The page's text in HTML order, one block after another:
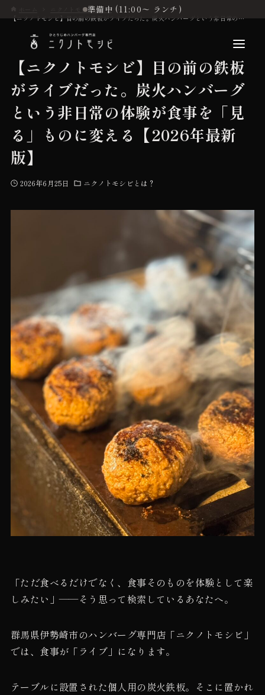
準備中 (11:00〜 ランチ)
こだわり
お品書き
初めての方へ
ニクノトモシビとは？
【ニクノトモシビ】目の前の鉄板がライブだった。炭火ハンバーグという非日常の体験が食事を「見る」ものに変える【2026年最新版】
【ニクノトモシビ】目の前の鉄板
がライブだった。炭火ハンバーグ
という非日常の体験が食事を「見
る」ものに変える【2026年最新
版】
2026年6月25日 ニクノトモシビとは？
「ただ食べるだけでなく、食事そのものを体験として楽
しみたい」——そう思って検索しているあなたへ。
群馬県伊勢崎市のハンバーグ専門店「ニクノトモシビ」
では、食事が「ライブ」になります。
テーブルに設置された個人用の炭火鉄板。そこに置かれ